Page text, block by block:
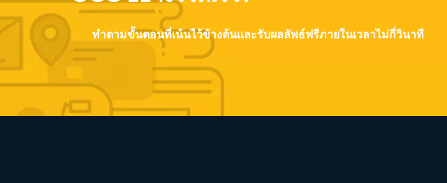
ทำตามขั้นตอนที่เน้นไว้ข้างต้นและรับผลลัพธ์ฟรีภายในเวลาไม่กี่วินาที